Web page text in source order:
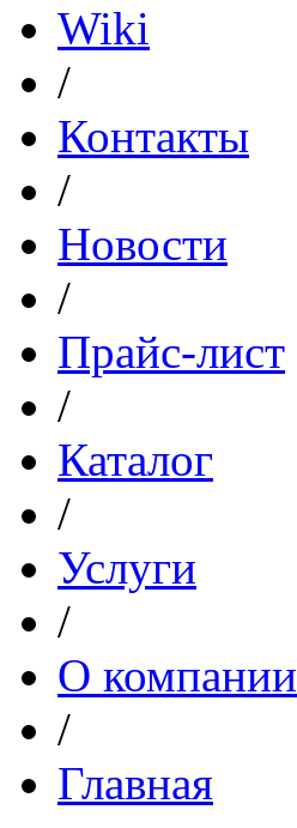
Wiki
/
Контакты
/
Новости
/
Прайс-лист
/
Каталог
/
Услуги
/
О компании
/
Главная